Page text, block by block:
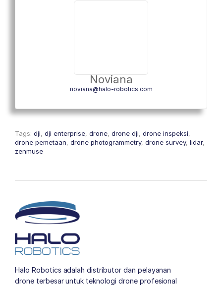
Noviana
noviana@halo-robotics.com
Tags: dji, dji enterprise, drone, drone dji, drone inspeksi,
drone pemetaan, drone photogrammetry, drone survey, lidar,
zenmuse
Halo Robotics adalah distributor dan pelayanan
drone terbesar untuk teknologi drone profesional